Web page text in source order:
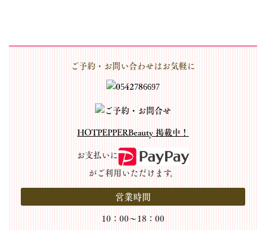
ご予約・お問い合わせはお気軽に
HOTPEPPERBeauty 掲載中！
お支払いに
がご利用いただけます。
営業時間
10：00～18：00